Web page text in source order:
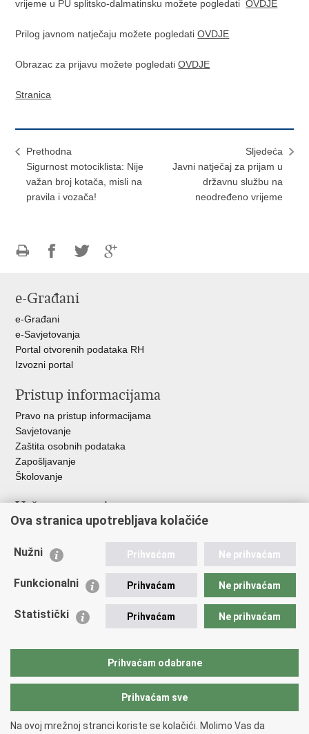
vrijeme u PU splitsko-dalmatinsku možete pogledatiOVDJE
Prilog javnom natječaju možete pogledatiOVDJE
Obrazac za prijavu možete pogledatiOVDJE
Stranica
Prethodna
Sigurnost motociklista: Nije
važan broj kotača, misli na
pravila i vozača!
Sljedeća
Javni natječaj za prijam u
državnu službu na
neodređeno vrijeme
FacebookuTwitteru
e-Građani
e-Građani
e-Savjetovanja
Portal otvorenih podataka RH
Izvozni portal
Pristup informacijama
Pravo na pristup informacijama
Savjetovanje
Zaštita osobnih podataka
Zapošljavanje
Školovanje
Važne poveznice
Ministarstvo unutarnjih poslova
Udruge
Policijska akademija
Zaklada policijske solidarnosti
Vučetić"
Ova stranica upotrebljava kolačiće
Nužni Prihvaćam Ne prihvaćam
Funkcionalni Prihvaćam Ne prihvaćam
Statistički Prihvaćam Ne prihvaćam
Prihvaćam odabrane
Prihvaćam sve
Na ovoj mrežnoj stranci koriste se kolačići. Molimo Vas da